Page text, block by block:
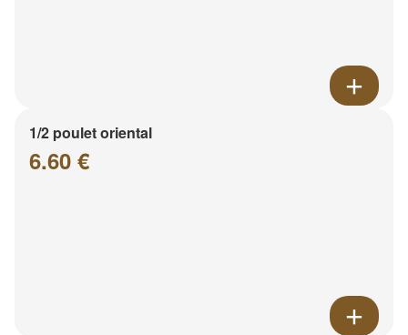
1/2 poulet oriental
6.60 €